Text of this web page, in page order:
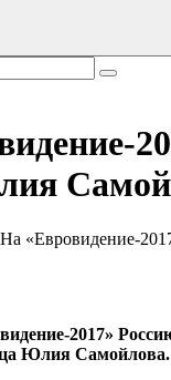
На «Евровидение-
2017»
Юлия Самойлова.